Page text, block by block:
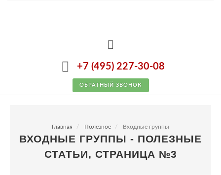
+7 (495) 227-30-08
ОБРАТНЫЙ ЗВОНОК
Главная Полезное Входные группы
ВХОДНЫЕ ГРУППЫ - ПОЛЕЗНЫЕ
СТАТЬИ, СТРАНИЦА №3